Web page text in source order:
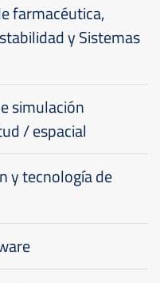
farmacéutica,
y Sistemas
simulación
/ espacial
y tecnología de